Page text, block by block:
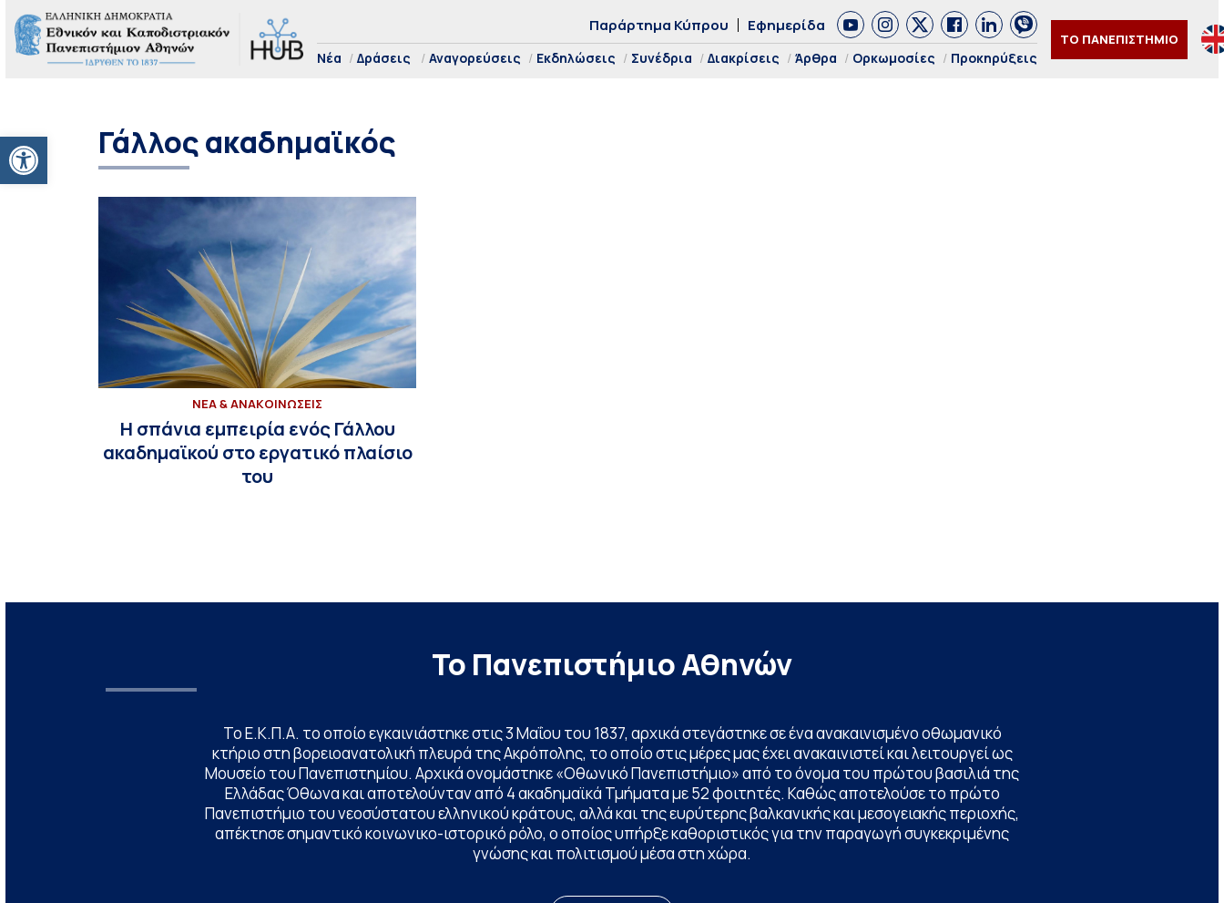
Ανοίξτε τη γραμμή εργαλείων
Παράρτημα Κύπρου Εφημερίδα
Νέα Δράσεις Αναγορεύσεις Εκδηλώσεις Συνέδρια Διακρίσεις Άρθρα Ορκωμοσίες Προκηρύξεις
ΤΟ ΠΑΝΕΠΙΣΤΗΜΙΟ
Γάλλος ακαδημαϊκός
ΝΕΑ & ΑΝΑΚΟΙΝΩΣΕΙΣ
Η σπάνια εμπειρία ενός Γάλλου
ακαδημαϊκού στο εργατικό πλαίσιο
του
Το Πανεπιστήμιο Αθηνών
Το Ε.Κ.Π.Α. το οποίο εγκαινιάστηκε στις 3 Μαΐου του 1837, αρχικά στεγάστηκε σε ένα ανακαινισμένο οθωμανικό
κτήριο στη βορειοανατολική πλευρά της Ακρόπολης, το οποίο στις μέρες μας έχει ανακαινιστεί και λειτουργεί ως
Μουσείο του Πανεπιστημίου. Αρχικά ονομάστηκε «Οθωνικό Πανεπιστήμιο» από το όνομα του πρώτου βασιλιά της
Ελλάδας Όθωνα και αποτελούνταν από 4 ακαδημαϊκά Τμήματα με 52 φοιτητές. Καθώς αποτελούσε το πρώτο
Πανεπιστήμιο του νεοσύστατου ελληνικού κράτους, αλλά και της ευρύτερης βαλκανικής και μεσογειακής περιοχής,
απέκτησε σημαντικό κοινωνικο-ιστορικό ρόλο, ο οποίος υπήρξε καθοριστικός για την παραγωγή συγκεκριμένης
γνώσης και πολιτισμού μέσα στη χώρα.